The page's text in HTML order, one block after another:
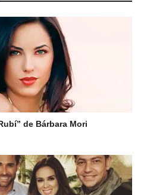
de Bárbara Mori